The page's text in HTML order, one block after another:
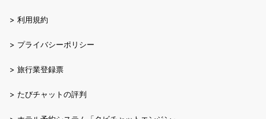
> 利用規約
> プライバシーポリシー
> 旅行業登録票
> たびチャットの評判